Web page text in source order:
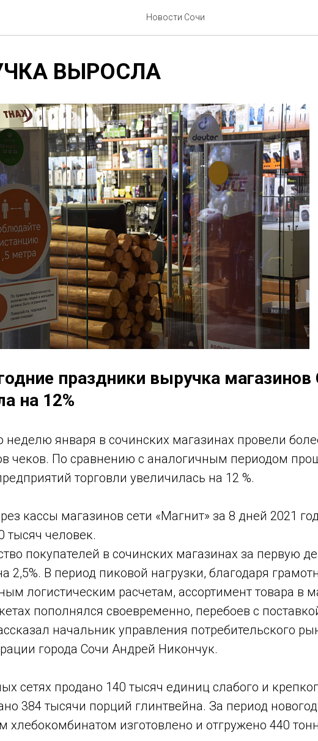
Новости Сочи
ВЫРОСЛА
праздники выручка магазинов
на 12%
неделю января в сочинских магазинах провели
чеков. По сравнению с аналогичным периодом
торговли увеличилась на 12 %.
кассы магазинов сети «Магнит» за 8 дней 2021
тысяч человек.
покупателей в сочинских магазинах за первую
2,5%. В период пиковой нагрузки, благодаря
логистическим расчетам, ассортимент товара в
пополнялся своевременно, перебоев с
начальник управления потребительского
города Сочи Андрей Никончук.
сетях продано 140 тысяч единиц слабого и
384 тысячи порций глинтвейна. За период
хлебокомбинатом изготовлено и отгружено 440